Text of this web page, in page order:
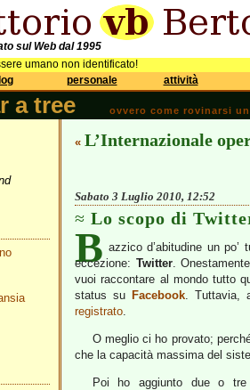
sul Web dal 1995
umano non identificato!
personale attività
a tree ovvero come rovinarsi
« L’Internazionale
Sabato 3 Luglio 2010, 12:52
Lo scopo di
B azzico d’abitudine un
eccezione: Twitter.
vuoi raccontare al mondo tutto
status su Facebook. Tuttavia,
registrato.
O meglio ci ho provato;
che la capacità massima del
Poi ho aggiunto due o